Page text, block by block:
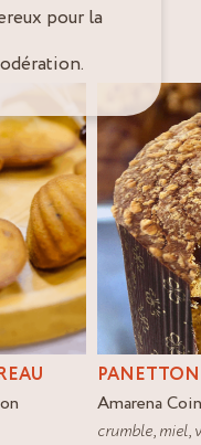
Amarena
crumble,miel,
pour la